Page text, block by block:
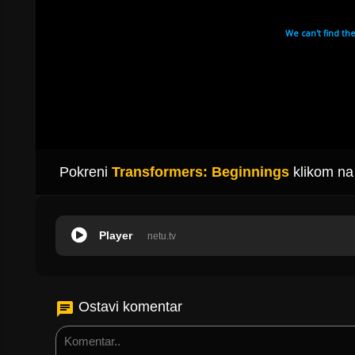
Pokreni Transformers: Beginnings klikom
netu.tv
Player
Ostavi komentar